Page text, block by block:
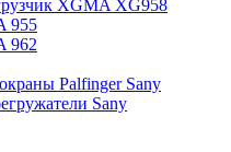
XGMA XG958
955
962
Palfinger Sany
Sany